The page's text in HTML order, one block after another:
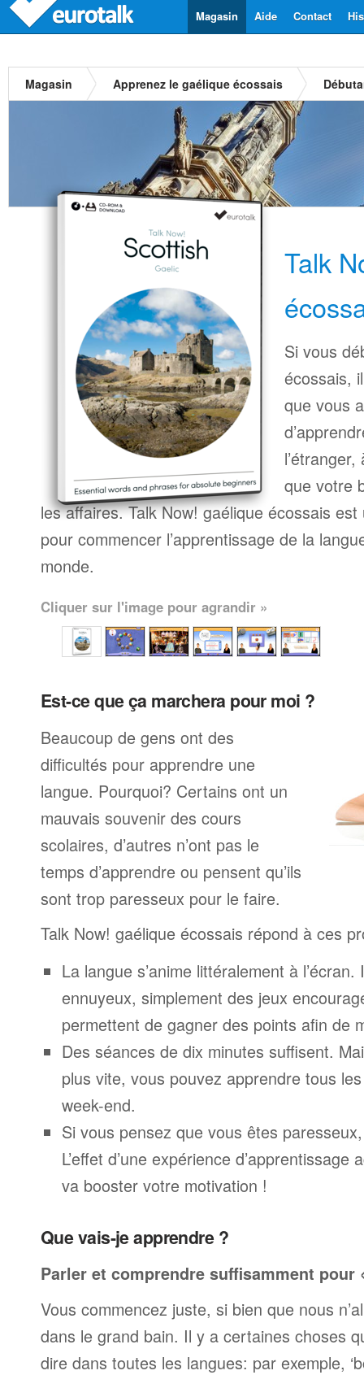
Contact
Aide
Magasin
Magasin Apprenez le gaélique écossais
Talk
Si vous
écossais,
que vous
que votre
les affaires. Talk Now! gaélique écossais
pour commencer l’apprentissage de la
monde.
Cliquer sur l'image pour agrandir »
Est-ce que ça marchera pour moi ?
Beaucoup de gens ont des
difficultés pour apprendre une
langue. Pourquoi? Certains ont un
mauvais souvenir des cours
scolaires, d’autres n’ont pas le
temps d’apprendre ou pensent qu’ils
sont trop paresseux pour le faire.
Talk Now! gaélique écossais répond à ces
La langue s’anime littéralement à l’écran.
ennuyeux, simplement des jeux
permettent de gagner des points afin de
Des séances de dix minutes suffisent.
plus vite, vous pouvez apprendre tous
week-end.
Si vous pensez que vous êtes
L’effet d’une expérience
va booster votre motivation !
Que vais-je apprendre ?
Parler et comprendre suffisamment pour
Vous commencez juste, si bien que nous
dans le grand bain. Il y a certaines choses
dire dans toutes les langues: par exemple,